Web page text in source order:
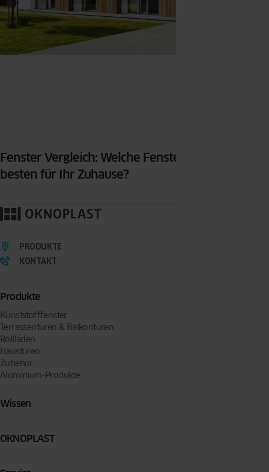
Fenster Vergleich: Welche Fenster sind die
besten für Ihr Zuhause?
Produkte
Kunststofffenster
Terrassentüren & Balkontüren
Rollläden
Haustüren
Zubehör
Aluminium-Produkte
Wissen
OKNOPLAST
PRODUKTE
KONTAKT